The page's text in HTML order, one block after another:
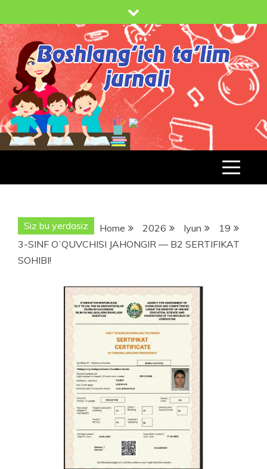
to
content
BT-
JURNAL.UZ
BOSHLANG'ICH TA'LIM JURNALI
Siz bu yerdasiz Home 2026 Iyun
19
3-SINF OʻQUVCHISI JAHONGIR — B2 SERTIFIKAT
SOHIBI!